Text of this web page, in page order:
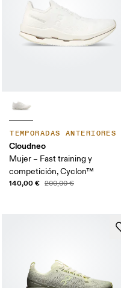
TEMPORADAS ANTERIORES
Cloudneo
Mujer – Fast training y
competición, Cyclon™
140,00 € 200,00 €